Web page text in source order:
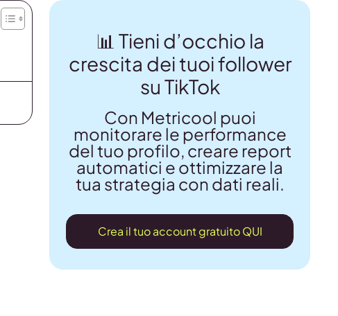
📊 Tieni d’occhio la
crescita dei tuoi follower
su TikTok
Con Metricool puoi
monitorare le performance
del tuo profilo, creare report
automatici e ottimizzare la
tua strategia con dati reali.
Crea il tuo account gratuito QUI